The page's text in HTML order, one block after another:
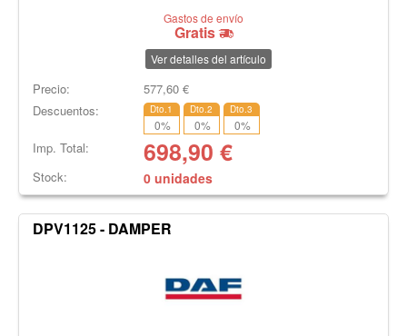
Gastos de envío
Gratis
Ver detalles del artículo
Precio: 577,60€
Descuentos:
Dto.1
0%
Dto.2
0%
Dto.3
0%
Imp. Total: 698,90 €
Stock: 0 unidades
DPV1125 - DAMPER